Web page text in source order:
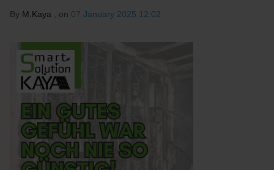
By M.Kaya , on 07 January 2025 12:02